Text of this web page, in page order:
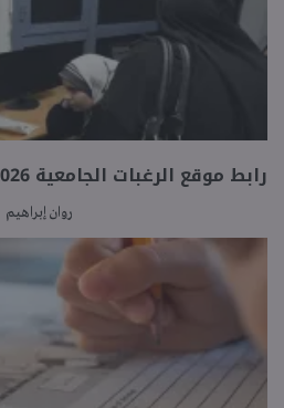
رابط موقع الرغبات الجامعية 2026 2027 الرسمي
روان إبراهيم